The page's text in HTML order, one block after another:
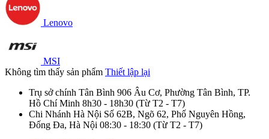
Lenovo
MSI
Không tìm thấy sản phẩm Thiết lập lại
Trụ sở chính Tân Bình 906 Âu Cơ, Phường Tân Bình, TP.
Hồ Chí Minh 8h30 - 18h30 (Từ T2 - T7)
Chi Nhánh Hà Nội Số 62B, Ngõ 62, Phố Nguyên Hồng,
Đống Đa, Hà Nội 08:30 - 18:30 (Từ T2 - T7)